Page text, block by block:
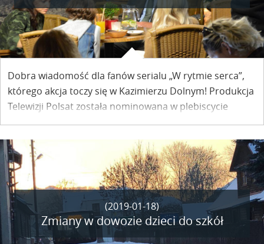
Dobra wiadomość dla fanów serialu „W rytmie serca”,
którego akcja toczy się w Kazimierzu Dolnym! Produkcja
Telewizji Polsat została nominowana w plebiscycie
Telekamery 2019, w kategorii „serial”. Głosować może
każdy.
(2019-01-18)
Zmiany w dowozie dzieci do szkół